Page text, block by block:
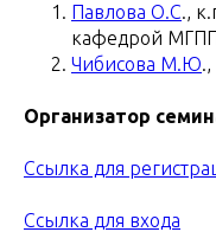
Павлова О.С.,
кафедрой
Чибисова М.Ю
Организатор
Ссылка для
Ссылка для входа